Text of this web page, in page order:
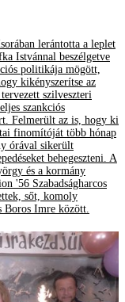
lerántotta a leplet
Istvánnal beszélgetve
politikája mögött,
kikényszerítse az
szilveszteri
szankciós
Felmerült az is, hogy ki
finomítóját több hónap
órával sikerült
behegeszteni. A
és a kormány
'56 Szabadságharcos
sőt, komoly
Boros Imre között.